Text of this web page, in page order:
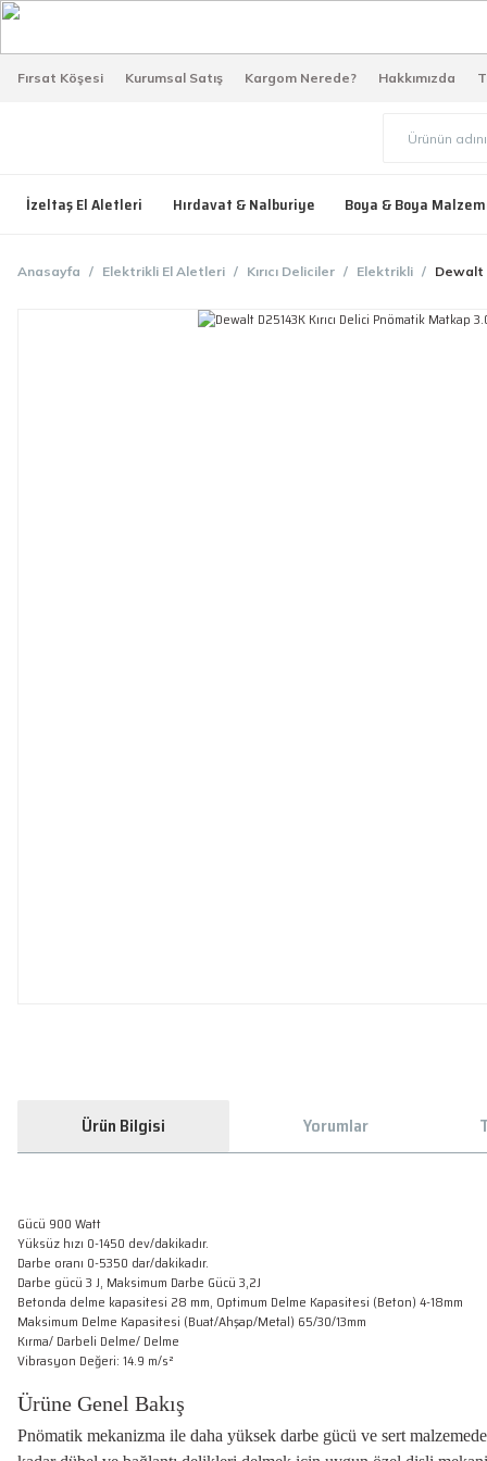
Fırsat Köşesi Kurumsal Satış Kargom Nerede? Hakkımızda
İzeltaş El Aletleri Hırdavat & Nalburiye Boya & Boya
Anasayfa Elektrikli El Aletleri Kırıcı Deliciler Elektrikli Dewalt
Ürün Bilgisi Yorumlar
Gücü 900 Watt
Yüksüz hızı 0-1450 dev/dakikadır.
Darbe oranı 0-5350 dar/dakikadır.
Darbe gücü 3 J, Maksimum Darbe Gücü 3,2J
Betonda delme kapasitesi 28 mm, Optimum Delme Kapasitesi (Beton) 4-18mm
Maksimum Delme Kapasitesi (Buat/Ahşap/Metal) 65/30/13mm
Kırma/ Darbeli Delme/ Delme
Vibrasyon Değeri: 14.9 m/s²
Ürüne Genel Bakış
Pnömatik mekanizma ile daha yüksek darbe gücü ve sert